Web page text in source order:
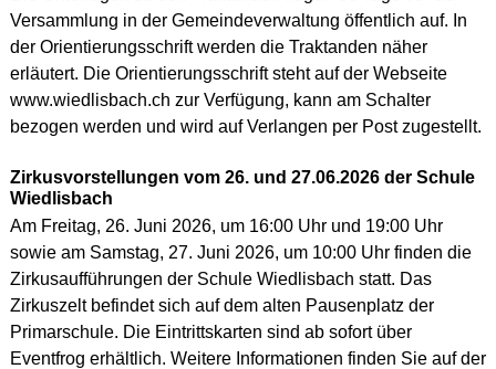
Versammlung in der Gemeindeverwaltung öffentlich auf. In
der Orientierungsschrift werden die Traktanden näher
erläutert. Die Orientierungsschrift steht auf der Webseite
www.wiedlisbach.ch zur Verfügung, kann am Schalter
bezogen werden und wird auf Verlangen per Post zugestellt.
Zirkusvorstellungen vom 26. und 27.06.2026 der Schule
Wiedlisbach
Am Freitag, 26. Juni 2026, um 16:00 Uhr und 19:00 Uhr
sowie am Samstag, 27. Juni 2026, um 10:00 Uhr finden die
Zirkusaufführungen der Schule Wiedlisbach statt. Das
Zirkuszelt befindet sich auf dem alten Pausenplatz der
Primarschule. Die Eintrittskarten sind ab sofort über
Eventfrog erhältlich. Weitere Informationen finden Sie auf der